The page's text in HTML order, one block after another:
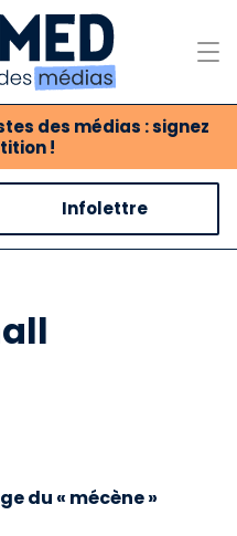
des médias : signez
!
médias
Infolettre
du « mécène »